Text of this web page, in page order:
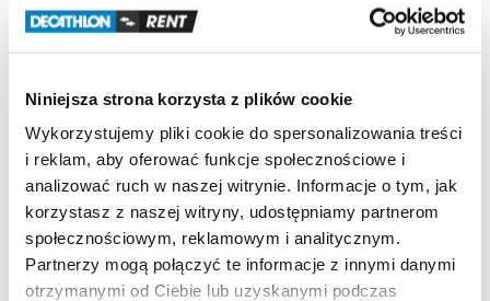
Niniejsza strona korzysta z plików cookie
Wykorzystujemy pliki cookie do spersonalizowania treści
i reklam, aby oferować funkcje społecznościowe i
analizować ruch w naszej witrynie. Informacje o tym, jak
korzystasz z naszej witryny, udostępniamy partnerom
społecznościowym, reklamowym i analitycznym.
Partnerzy mogą połączyć te informacje z innymi danymi
otrzymanymi od Ciebie lub uzyskanymi podczas
R2000.
Waga w rozm. M: 11​​,​​1 kg
Strona produktu w sklepie
Zasady wypożyczenia
REGULAMIN